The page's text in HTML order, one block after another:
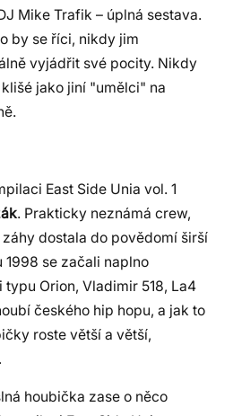
Mike Trafik – úplná sestava.
by se říci, nikdy jim
vyjádřit své pocity. Nikdy
jako jiní "umělci" na
East Side Unia vol. 1
. Prakticky neznámá crew,
dostala do povědomí širší
1998 se začali naplno
Orion, Vladimir 518, La4
českého hip hopu, a jak to
roste větší a větší,
houbička zase o něco